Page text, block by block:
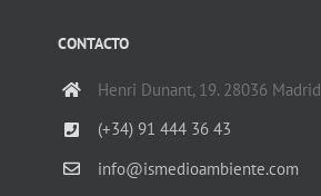
CONTACTO
Henri Dunant, 19. 28036 Madrid
(+34) 91 444 36 43
info@ismedioambiente.com